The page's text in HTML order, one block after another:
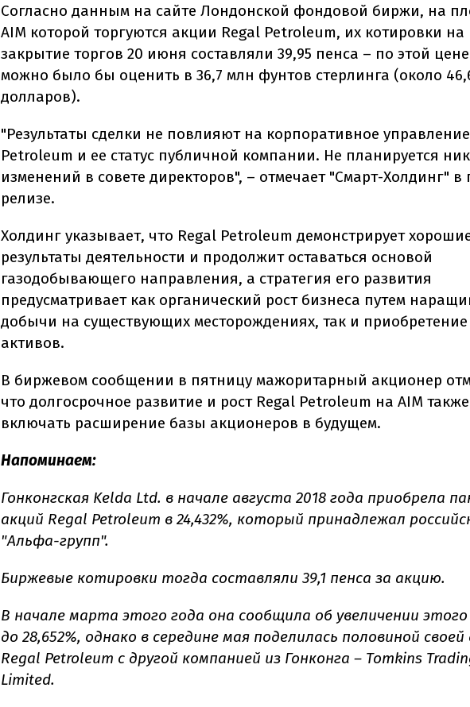
Согласно данным на сайте Лондонской фондовой биржи, на
AIM которой торгуются акции Regal Petroleum, их котировки на
закрытие торгов 20 июня составляли 39,95 пенса – по этой
можно было бы оценить в 36,7 млн фунтов стерлинга (около
долларов).
"Результаты сделки не повлияют на корпоративное
Petroleum и ее статус публичной компании. Не планируется
изменений в совете директоров", – отмечает "Смарт-Холдинг" в
релизе.
Холдинг указывает, что Regal Petroleum демонстрирует
результаты деятельности и продолжит оставаться основой
газодобывающего направления, а стратегия его развития
предусматривает как органический рост бизнеса путем
добычи на существующих месторождениях, так и
активов.
В биржевом сообщении в пятницу мажоритарный акционер
что долгосрочное развитие и рост Regal Petroleum на AIM
включать расширение базы акционеров в будущем.
Напоминаем:
Гонконгская Kelda Ltd. в начале августа 2018 года приобрела
акций Regal Petroleum в 24,432%, который принадлежал
"Альфа-групп".
Биржевые котировки тогда составляли 39,1 пенса за акцию.
В начале марта этого года она сообщила об увеличении
до 28,652%, однако в середине мая поделилась половиной своей
Regal Petroleum с другой компанией из Гонконга – Tomkins
Limited.